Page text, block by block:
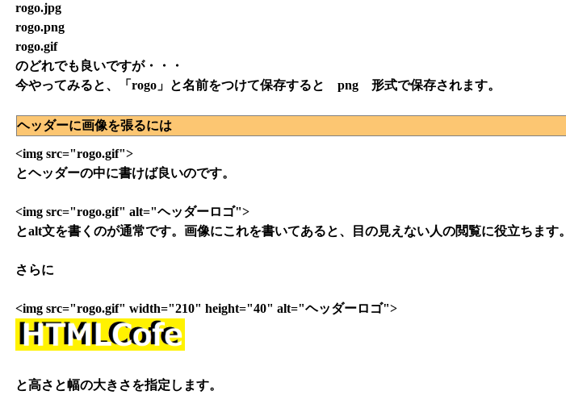
rogo.jpg
rogo.png
rogo.gif
のどれでも良いですが・・・
今やってみると、「rogo」と名前をつけて保存すると png 形式で保存されます。
ヘッダーに画像を張るには
<img src="rogo.gif">
とヘッダーの中に書けば良いのです。
<img src="rogo.gif" alt="ヘッダーロゴ">
とalt文を書くのが通常です。画像にこれを書いてあると、目の見えない人の閲覧に役立ちます。
さらに
<img src="rogo.gif" width="210" height="40" alt="ヘッダーロゴ">
と高さと幅の大きさを指定します。